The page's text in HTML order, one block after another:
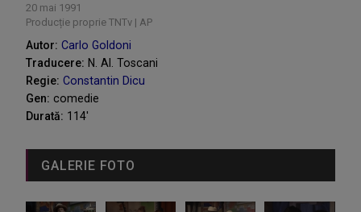
20 mai 1991
Producție proprie TNTv | AP
Autor: Carlo Goldoni
Traducere: N. Al. Toscani
Regie: Constantin Dicu
Gen: comedie
Durată: 114'
GALERIE FOTO